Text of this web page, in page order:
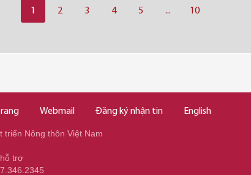
1 2 3 4 5 ... 10
Webmail Đăng ký nhận tin English
triển Nông thôn Việt Nam
trợ